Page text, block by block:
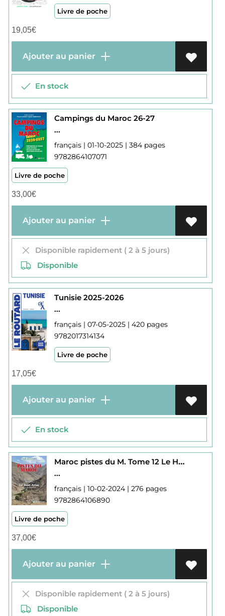
Livre de poche
19,05€
Ajouter au panier
En stock
Campings du Maroc 26-27
...
français | 01-10-2025 | 384 pages
9782864107071
Livre de poche
33,00€
Ajouter au panier
Disponible rapidement ( 2 à 5 jours)
Disponible
Tunisie 2025-2026
...
français | 07-05-2025 | 420 pages
9782017314134
Livre de poche
17,05€
Ajouter au panier
En stock
Maroc pistes du M. Tome 12 Le Haut Atlas Central XII
...
français | 10-02-2024 | 276 pages
9782864106890
Livre de poche
37,00€
Ajouter au panier
Disponible rapidement ( 2 à 5 jours)
Disponible